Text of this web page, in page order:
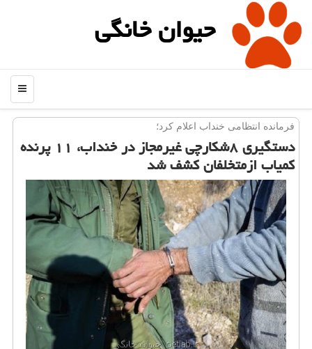
حیوان خانگی
منو
فرمانده انتظامی خنداب اعلام كرد؛
دستگیری ۸شكارچی غیرمجاز در خنداب، ۱۱ پرنده
كمیاب ازمتخلفان كشف شد